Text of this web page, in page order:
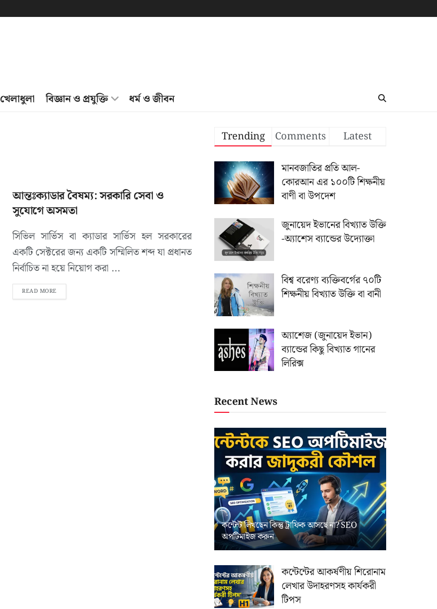
খেলাধুলা বিজ্ঞান ও প্রযুক্তি ধর্ম ও জীবন
আন্তঃক্যাডার বৈষম্য: সরকারি সেবা ও
সুযোগে অসমতা
সিভিল সার্ভিস বা ক্যাডার সার্ভিস হল সরকারের
একটি সেক্টরের জন্য একটি সম্মিলিত শব্দ যা প্রধানত
নির্বাচিত না হয়ে নিয়োগ করা ...
READ MORE
Trending Comments
Latest
মানবজাতির প্রতি আল-
কোরআন এর ১০০টি শিক্ষনীয়
বাণী বা উপদেশ
জুনায়েদ ইভানের বিখ্যাত উক্তি
-অ্যাশেস ব্যান্ডের উদ্যোক্তা
বিশ্ব বরেণ্য ব্যক্তিবর্গের ৭০টি
শিক্ষনীয় বিখ্যাত উক্তি বা বানী
অ্যাশেজ (জুনায়েদ ইভান)
ব্যান্ডের কিছু বিখ্যাত গানের
লিরিক্স
Recent News
কন্টেন্ট লিখছেন কিন্তু ট্রাফিক আসছে না? ‍SEO
অপটিমাইজ করুন
কন্টেন্টের আকর্ষণীয় শিরোনাম
লেখার উদাহরণসহ কার্যকরী
টিপস